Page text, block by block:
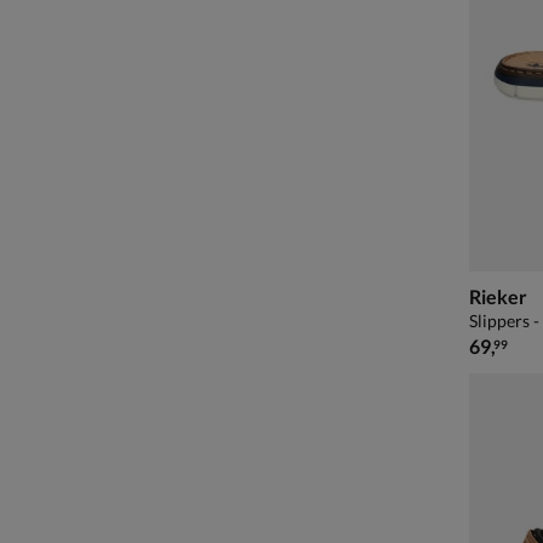
Rieker
Slippers -
€ 69,99
69,99